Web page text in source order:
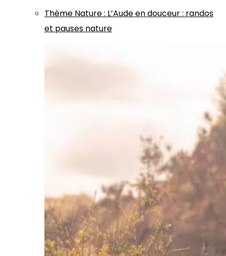
Thème Nature: L’Aude en douceur : randos
et pauses nature